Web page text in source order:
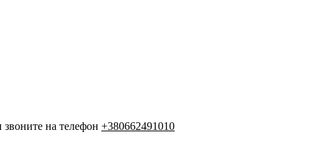
на телефон +380662491010